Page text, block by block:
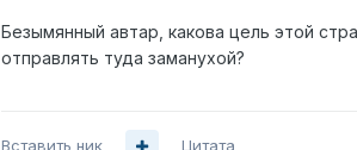
Безымянный автар, какова цель этой
отправлять туда заманухой?
Вставить ник Цитата